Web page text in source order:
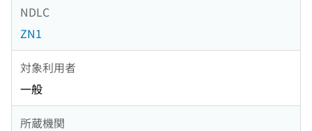
NDLC
ZN1
対象利用者
一般
所蔵機関